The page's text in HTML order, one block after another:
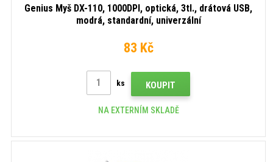
Genius Myš DX-110, 1000DPI, optická, 3tl., drátová USB,
modrá, standardní, univerzální
83 Kč
ks KOUPIT
NA EXTERNÍM SKLADĚ